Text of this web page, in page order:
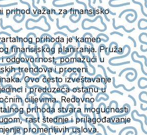
prihod važan za finansijsko
prihoda je kamen
finansijskog planiranja. Pruža
odgovornost, pomažući u
trendova i proceni
Ovo često izveštavanje
i preduzeća ostanu u
ciljevima. Redovno
prihoda stvara mogućnosti
rast štednje i prilagođavanje
promenljivih uslova.